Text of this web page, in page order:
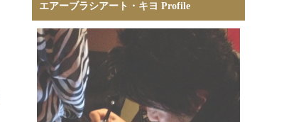
エアーブラシアート・キヨ Profile